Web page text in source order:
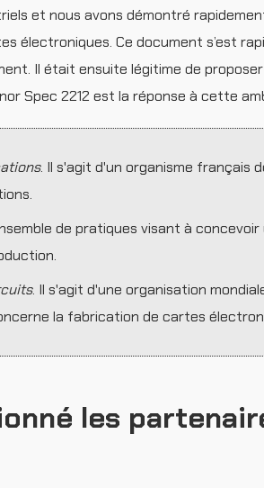
et nous avons démontré
électroniques. Ce document s’est
Il était ensuite légitime de
Spec 2212 est la réponse à cette
. Il s'agit d'un organisme français
de pratiques visant à
. Il s'agit d'une organisation
la fabrication de cartes
les